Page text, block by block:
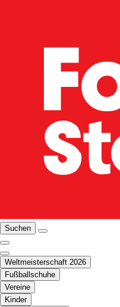
Suchen
Weltmeisterschaft 2026
Fußballschuhe
Vereine
Kinder